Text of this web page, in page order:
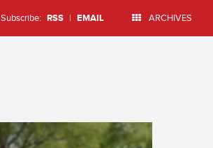
Subscribe: RSS | EMAIL ARCHIVES